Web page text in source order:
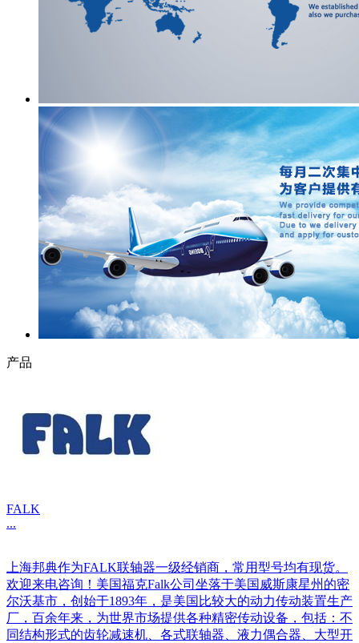
产品
FALK
...
上海邦典作为FALK联轴器一级经销商，常用型号均有现货。
欢迎来电咨询！美国福克Falk公司坐落于美国威斯康星州的密
尔沃基市，创始于1893年，是美国比较大的动力传动装置生产
厂，百余年来，为世界市场提供各种精密传动设备，包括：不
同结构形式的齿轮减速机、各式联轴器、液力偶合器、大型开